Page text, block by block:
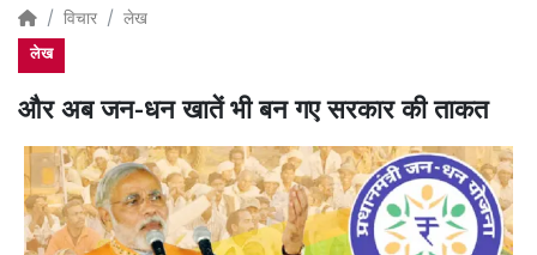
विचार लेख
लेख
और अब जन-धन खातें भी बन गए सरकार की ताकत